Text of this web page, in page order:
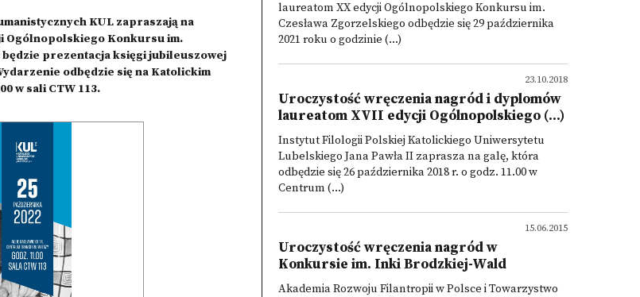
KUL zapraszają na
Ogólnopolskiego Konkursu im.
prezentacja księgi jubileuszowej
odbędzie się na Katolickim
w sali CTW 113.
laureatom XX edycji Ogólnopolskiego Konkursu im.
Czesława Zgorzelskiego odbędzie się 29 października
2021 roku o godzinie (...)
23.10.2018
Uroczystość wręczenia nagród i dyplomów
laureatom XVII edycji Ogólnopolskiego (...)
Instytut Filologii Polskiej Katolickiego Uniwersytetu
Lubelskiego Jana Pawła II zaprasza na galę, która
odbędzie się 26 października 2018 r. o godz. 11.00 w
Centrum (...)
15.06.2015
Uroczystość wręczenia nagród w
Konkursie im. Inki Brodzkiej-Wald
Akademia Rozwoju Filantropii w Polsce i Towarzystwo